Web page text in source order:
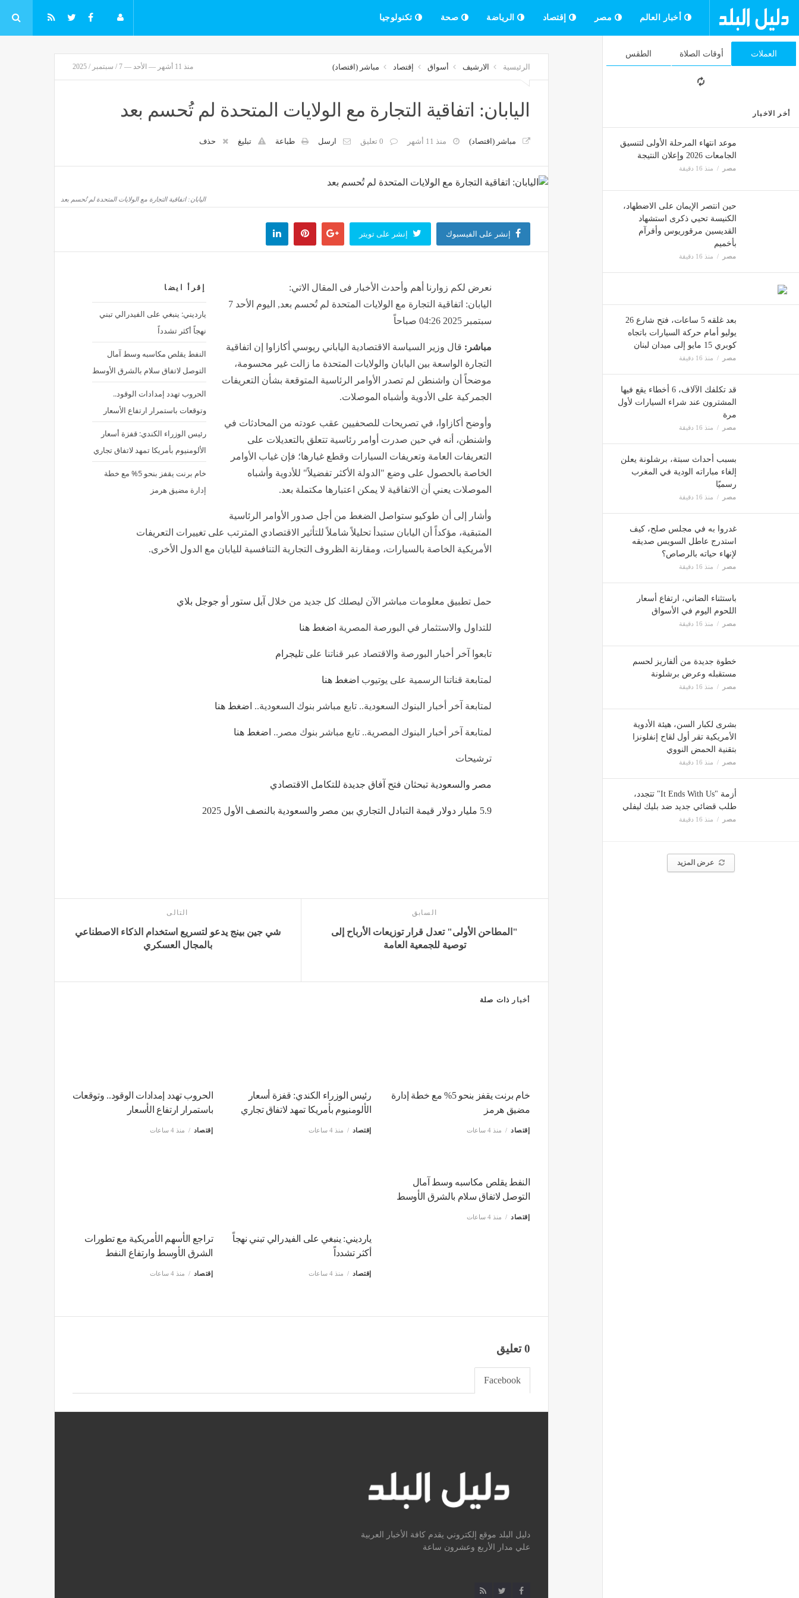
أخبار العالم مصر إقتصاد الرياضة صحة تكنولوجيا
العملات أوقات الصلاة الطقس
أخر الاخبار
موعد انتهاء المرحلة الأولى لتنسيق
الجامعات 2026 وإعلان النتيجة
مصر منذ 16 دقيقة
حين انتصر الإيمان على الاضطهاد،
الكنيسة تحيي ذكرى استشهاد
القديسين مرقوريوس وأفرآم
بأخميم
مصر منذ 16 دقيقة
بعد غلقه 5 ساعات، فتح شارع 26
يوليو أمام حركة السيارات باتجاه
كوبري 15 مايو إلى ميدان لبنان
مصر منذ 16 دقيقة
قد تكلفك الآلاف، 6 أخطاء يقع فيها
المشترون عند شراء السيارات لأول
مرة
مصر منذ 16 دقيقة
بسبب أحداث سبتة، برشلونة يعلن
إلغاء مباراته الودية في المغرب
رسميًا
مصر منذ 16 دقيقة
غدروا به في مجلس صلح، كيف
استدرج عاطل السويس صديقه
لإنهاء حياته بالرصاص؟
مصر منذ 16 دقيقة
باستثناء الضاني، ارتفاع أسعار
اللحوم اليوم في الأسواق
مصر منذ 16 دقيقة
خطوة جديدة من ألفاريز لحسم
مستقبله وعرض برشلونة
مصر منذ 16 دقيقة
بشرى لكبار السن، هيئة الأدوية
الأمريكية تقر أول لقاح إنفلونزا
بتقنية الحمض النووي
مصر منذ 16 دقيقة
أزمة "It Ends With Us" تتجدد،
طلب قضائي جديد ضد بليك ليفلي
مصر منذ 16 دقيقة
عرض المزيد
الرئيسية الارشيف أسواق إقتصاد مباشر (اقتصاد) منذ 11 أشهر — الأحد — 7 / سبتمبر / 2025
اليابان: اتفاقية التجارة مع الولايات المتحدة لم تُحسم بعد
مباشر (اقتصاد) منذ 11 أشهر 0 تعليق ارسل طباعة تبليغ حذف
اليابان: اتفاقية التجارة مع الولايات المتحدة لم تُحسم بعد
إنشر على الفيسبوك إنشر على تويتر
إقرأ ايضا
يارديني: ينبغي على الفيدرالي تبني
نهجاً أكثر تشدداً
النفط يقلص مكاسبه وسط آمال
التوصل لاتفاق سلام بالشرق الأوسط
الحروب تهدد إمدادات الوقود..
وتوقعات باستمرار ارتفاع الأسعار
رئيس الوزراء الكندي: قفزة أسعار
الألومنيوم بأمريكا تمهد لاتفاق تجاري
خام برنت يقفز بنحو 5% مع خطة
إدارة مضيق هرمز
نعرض لكم زوارنا أهم وأحدث الأخبار فى المقال الاتي:
اليابان: اتفاقية التجارة مع الولايات المتحدة لم تُحسم بعد, اليوم الأحد 7
سبتمبر 2025 04:26 صباحاً
مباشر : قال وزير السياسة الاقتصادية الياباني ريوسي أكازاوا إن اتفاقية
التجارة الواسعة بين اليابان والولايات المتحدة ما زالت غير محسومة،
موضحاً أن واشنطن لم تصدر الأوامر الرئاسية المتوقعة بشأن التعريفات
الجمركية على الأدوية وأشباه الموصلات.
وأوضح أكازاوا، في تصريحات للصحفيين عقب عودته من المحادثات في
واشنطن، أنه في حين صدرت أوامر رئاسية تتعلق بالتعديلات على
التعريفات العامة وتعريفات السيارات وقطع غيارها؛ فإن غياب الأوامر
الخاصة بالحصول على وضع "الدولة الأكثر تفضيلاً" للأدوية وأشباه
الموصلات يعني أن الاتفاقية لا يمكن اعتبارها مكتملة بعد.
وأشار إلى أن طوكيو ستواصل الضغط من أجل صدور الأوامر الرئاسية
المتبقية، مؤكداً أن اليابان ستبدأ تحليلاً شاملاً للتأثير الاقتصادي المترتب على تغييرات التعريفات
الأمريكية الخاصة بالسيارات، ومقارنة الظروف التجارية التنافسية لليابان مع الدول الأخرى.
حمل تطبيق معلومات مباشر الآن ليصلك كل جديد من خلال آبل ستور أو جوجل بلاي
للتداول والاستثمار في البورصة المصرية اضغط هنا
تابعوا آخر أخبار البورصة والاقتصاد عبر قناتنا علىتليجرام
لمتابعة قناتنا الرسمية على يوتيوب اضغط هنا
لمتابعة آخر أخبار البنوك السعودية.. تابع مباشر بنوك السعودية.. اضغط هنا
لمتابعة آخر أخبار البنوك المصرية.. تابع مباشر بنوك مصر.. اضغط هنا
ترشيحات
مصر والسعودية تبحثان فتح آفاق جديدة للتكامل الاقتصادي
5.9 مليار دولار قيمة التبادل التجاري بين مصر والسعودية بالنصف الأول 2025
السابق
"المطاحن الأولى" تعدل قرار توزيعات الأرباح إلى
توصية للجمعية العامة
التالى
شي جين بينج يدعو لتسريع استخدام الذكاء الاصطناعي
بالمجال العسكري
أخبار ذات صلة
خام برنت يقفز بنحو 5% مع خطة إدارة
مضيق هرمز
إقتصاد منذ 4 ساعات
رئيس الوزراء الكندي: قفزة أسعار
الألومنيوم بأمريكا تمهد لاتفاق تجاري
إقتصاد منذ 4 ساعات
الحروب تهدد إمدادات الوقود.. وتوقعات
باستمرار ارتفاع الأسعار
إقتصاد منذ 4 ساعات
النفط يقلص مكاسبه وسط آمال
التوصل لاتفاق سلام بالشرق الأوسط
إقتصاد منذ 4 ساعات
يارديني: ينبغي على الفيدرالي تبني نهجاً
أكثر تشدداً
إقتصاد منذ 4 ساعات
تراجع الأسهم الأمريكية مع تطورات
الشرق الأوسط وارتفاع النفط
إقتصاد منذ 4 ساعات
0 تعليق
Facebook
دليل البلد موقع إلكتروني يقدم كافة الأخبار العربية
علي مدار الأربع وعشرون ساعة